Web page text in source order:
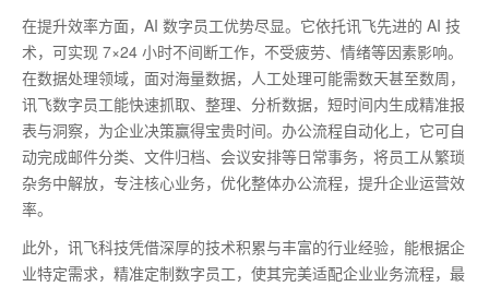
在提升效率方面， AI 数字员工优势尽显。它依托讯飞先进的 AI 技
术，可实现 7×24 小时不间断工作，不受疲劳、情绪等因素影响。
在数据处理领域，面对海量数据，人工处理可能需数天甚至数周，
讯飞数字员工能快速抓取、整理、分析数据，短时间内生成精准报
表与洞察，为企业决策赢得宝贵时间。办公流程自动化上，它可自
动完成邮件分类、文件归档、会议安排等日常事务，将员工从繁琐
杂务中解放，专注核心业务，优化整体办公流程，提升企业运营效
率。
此外，讯飞科技凭借深厚的技术积累与丰富的行业经验，能根据企
业特定需求，精准定制数字员工，使其完美适配企业业务流程，最